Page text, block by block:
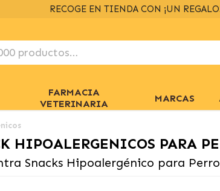
RECOGE EN TIENDA CON ¡UN
ENVÍOS GRATIS > 39€EN 24/48H+
FARMACIA
VETERINARIA
MARCAS
HIPOALERGENICOS PARA
Snacks Hipoalergénico para